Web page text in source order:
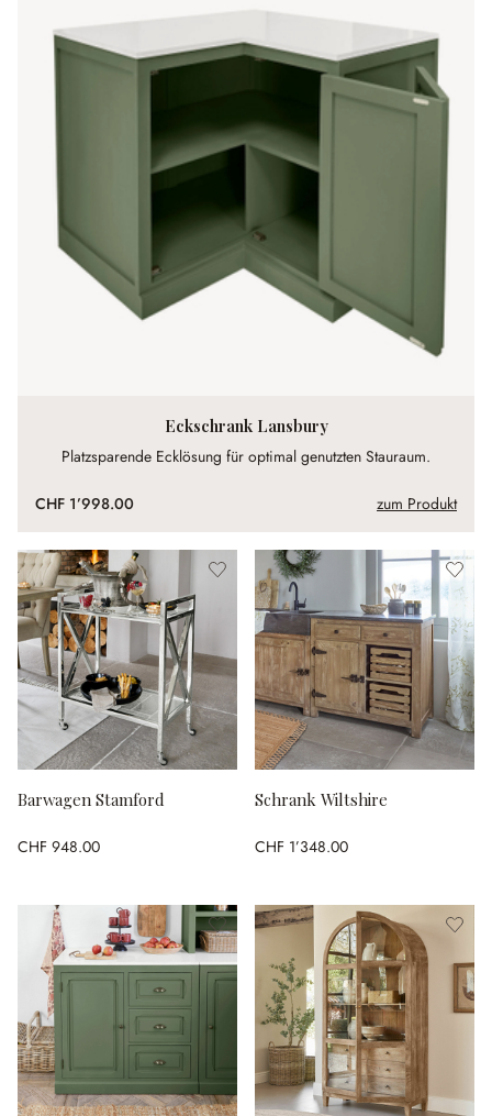
Eckschrank Lansbury
Platzsparende Ecklösung für optimal genutzten Stauraum.
CHF 1’998.00 zum Produkt
Barwagen Stamford
CHF 948.00
Schrank Wiltshire
CHF 1’348.00